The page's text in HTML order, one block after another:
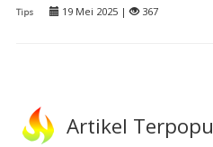
Tips 19 Mei 2025 | 367
Artikel